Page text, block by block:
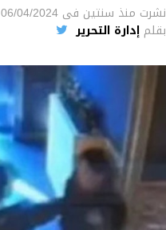
نشرت منذ سنتين فى 06/04/2024
بقلم إدارة التحرير